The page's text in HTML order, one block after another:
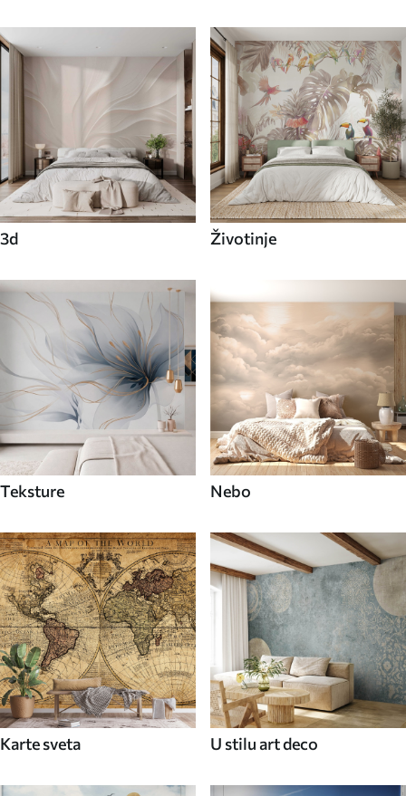
3d Životinje
Teksture Nebo
Karte sveta U stilu art deco